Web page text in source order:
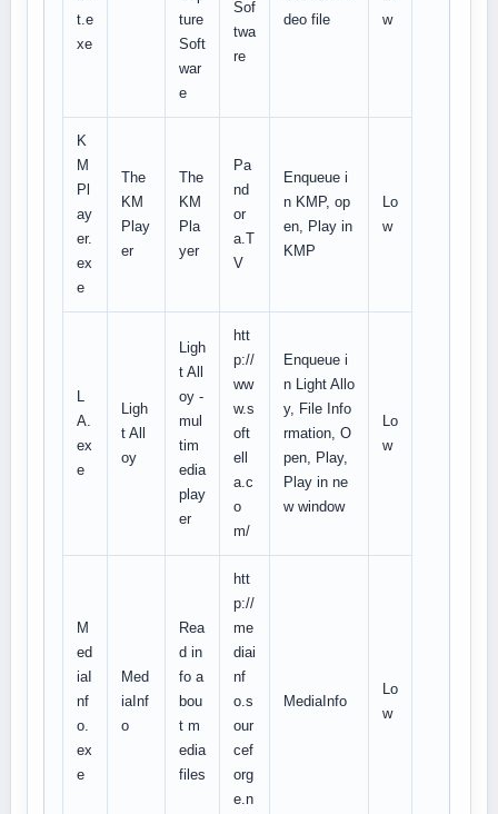
t.e
xe
ture
Soft
war
e
Sof
twa
re
deo file
w
K
M
Pl
ay
er.
ex
e
The
KM
Play
er
The
KM
Pla
yer
Pa
nd
or
a.T
V
Enqueue i
n KMP, op
en, Play in
KMP
Lo
w
L
A.
ex
e
Ligh
t All
oy
Ligh
t All
oy -
mul
tim
edia
play
er
htt
p://
ww
w.s
oft
ell
a.c
o
m/
Enqueue i
n Light Allo
y, File Info
rmation, O
pen, Play,
Play in ne
w window
Lo
w
M
ed
iaI
nf
o.
ex
e
Med
iaInf
o
Rea
d in
fo a
bou
t m
edia
files
htt
p://
me
diai
nf
o.s
our
cef
org
e.n
MediaInfo
Lo
w